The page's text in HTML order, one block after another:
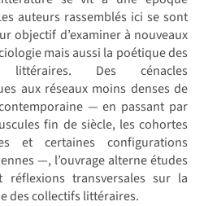
auteurs rassemblés ici se sont
objectif d’examiner à nouveaux
mais aussi la poétique des
littéraires. Des cénacles
aux réseaux moins denses de
— en passant par
fin de siècle, les cohortes
et certaines configurations
—, l’ouvrage alterne études
réflexions transversales sur la
des collectifs littéraires.